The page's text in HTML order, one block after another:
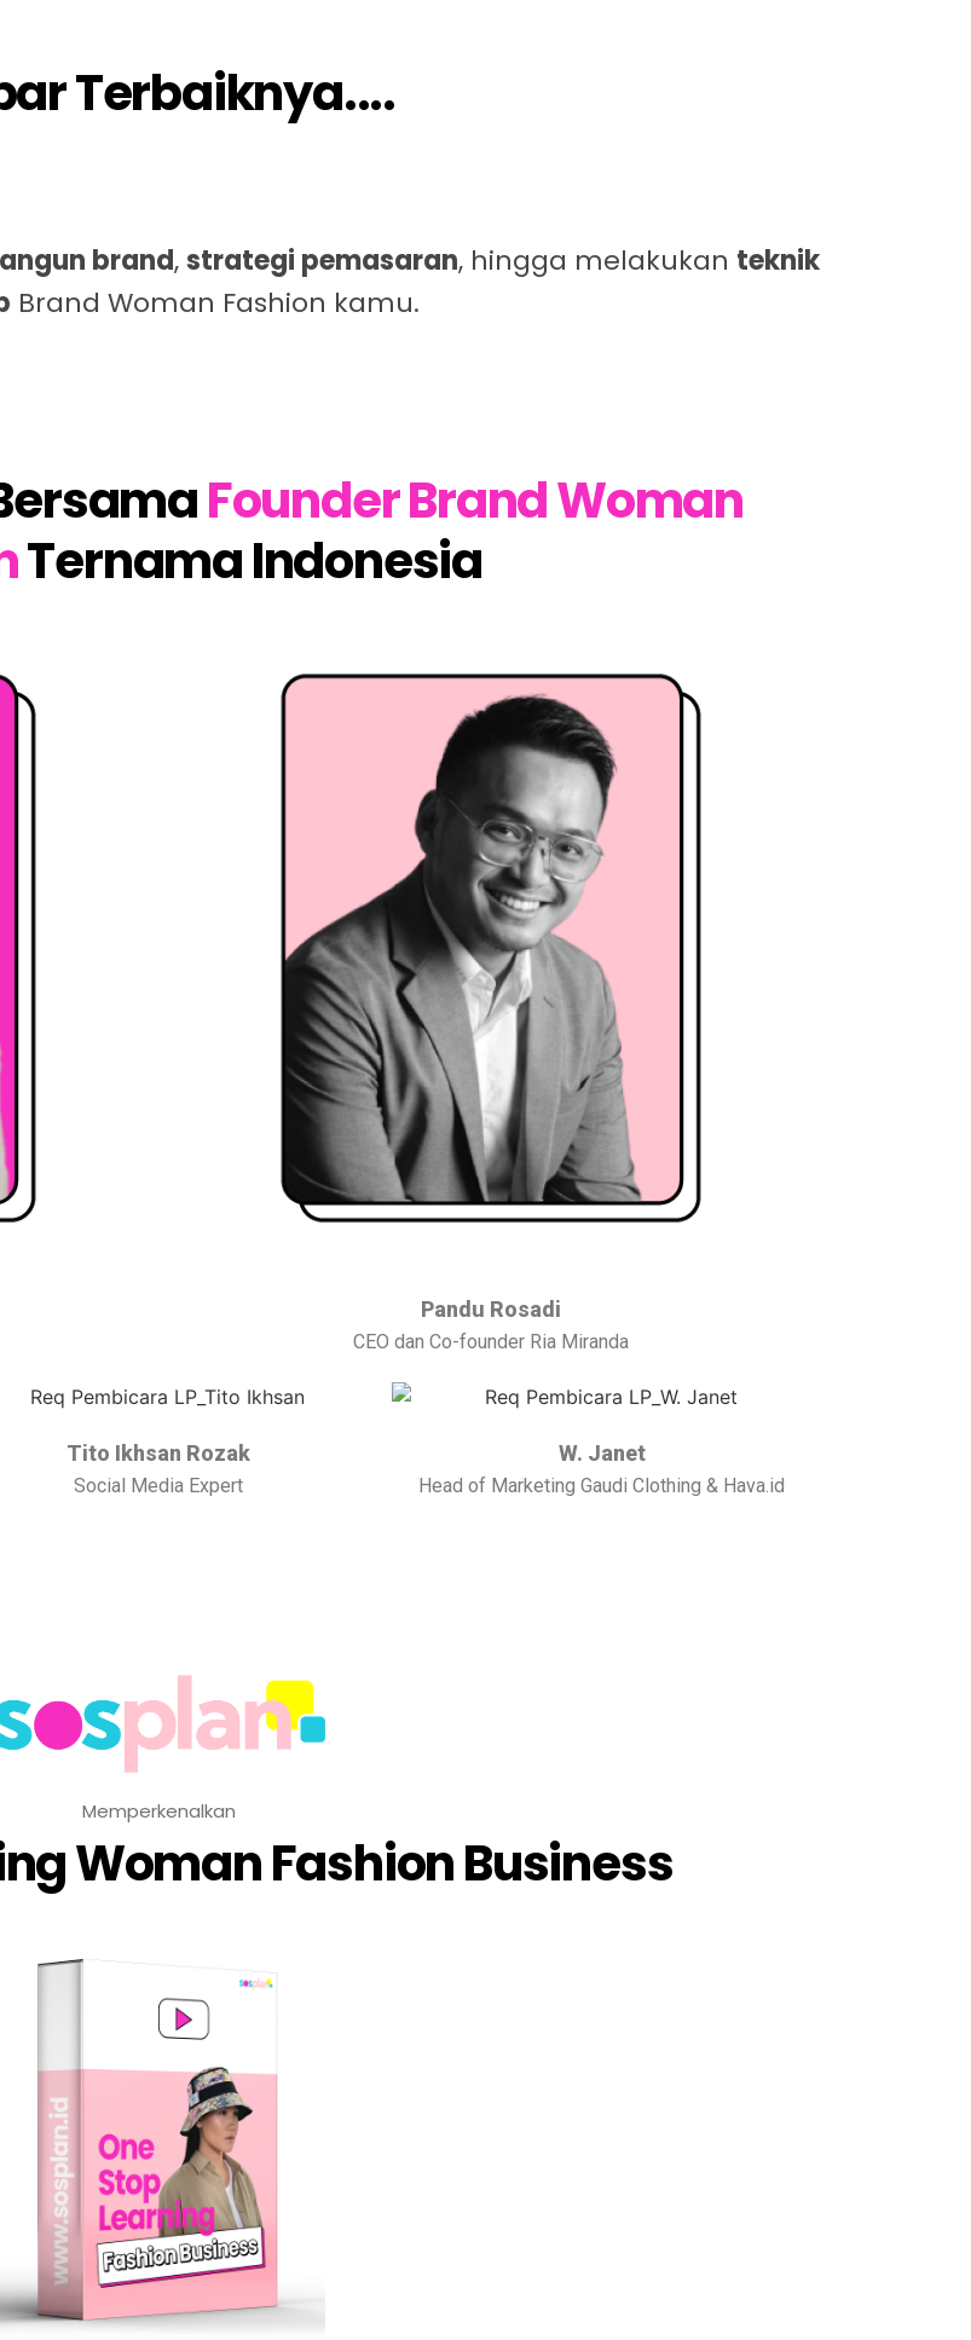
Terbaiknya....​
brand,strategi pemasaran, hingga melakukan teknik
Brand Woman Fashion kamu.
Founder Brand Woman
Ternama Indonesia
Pandu Rosadi
CEO dan Co-founder Ria Miranda
Tito Ikhsan Rozak
Social Media Expert
W. Janet
Head of Marketing Gaudi Clothing & Hava.id
Memperkenalkan
Woman Fashion Business